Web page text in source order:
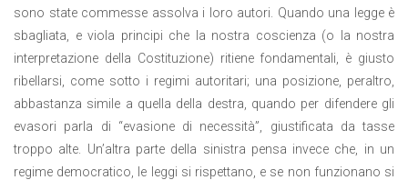
sono state commesse assolva i loro autori. Quando una legge è
sbagliata, e viola principi che la nostra coscienza (o la nostra
interpretazione della Costituzione) ritiene fondamentali, è giusto
ribellarsi, come sotto i regimi autoritari; una posizione, peraltro,
abbastanza simile a quella della destra, quando per difendere gli
evasori parla di “evasione di necessità”, giustificata da tasse
troppo alte. Un’altra parte della sinistra pensa invece che, in un
regime democratico, le leggi si rispettano, e se non funzionano si